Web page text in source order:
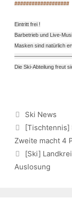
###################
Eintritt frei !
Barbetrieb und Live-
Masken sind natürlich
————————–
Die Ski-Abteilung freut
Kategorien
Ski News
[Tischtennis]
Zweite macht 4
[Ski]
Auslosung